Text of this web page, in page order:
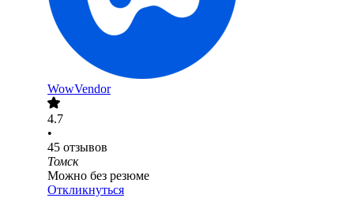
WowVendor
4.7
•
45 отзывов
Томск
Можно без резюме
Откликнуться